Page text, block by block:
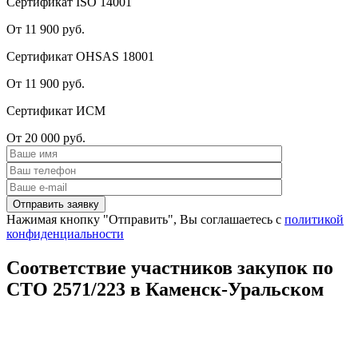
От 11 900 руб.
Сертификат OHSAS 18001
От 11 900 руб.
Сертификат ИСМ
От 20 000 руб.
Нажимая кнопку "Отправить", Вы соглашаетесь с политикой
конфиденциальности
Соответствие участников закупок по
СТО 2571/223 в Каменск-Уральском